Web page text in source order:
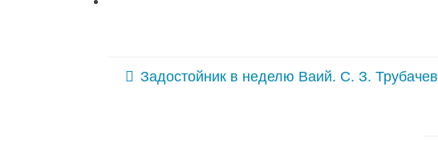
Задостойник в неделю Ваий. С. З. Трубачев